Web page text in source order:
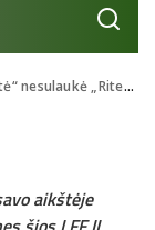
nesulaukė „Riterių“
aikštėje